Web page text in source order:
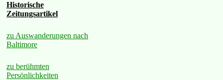
Historische
Zeitungsartikel
zu Auswanderungen nach
Baltimore
zu berühmten
Persönlichkeiten